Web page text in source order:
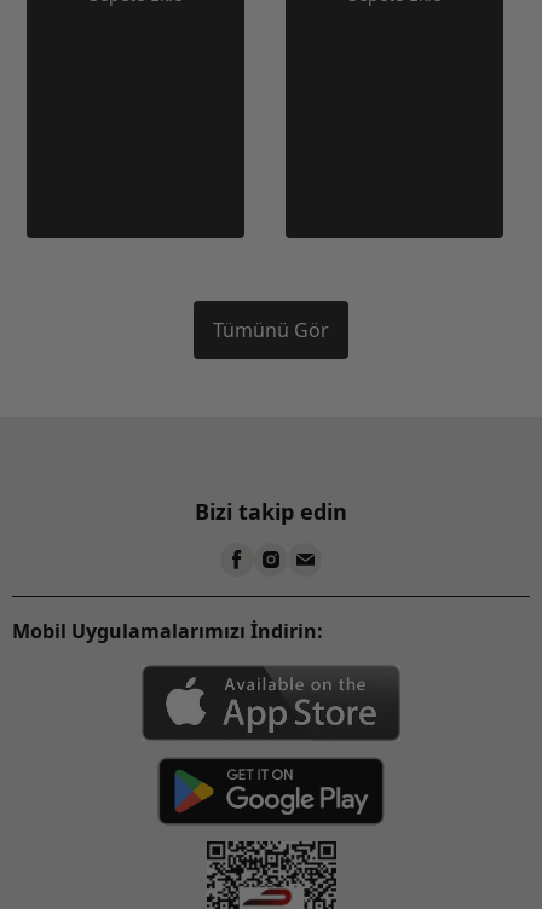
Tümünü Gör
Bizi takip edin
Mobil Uygulamalarımızı İndirin: